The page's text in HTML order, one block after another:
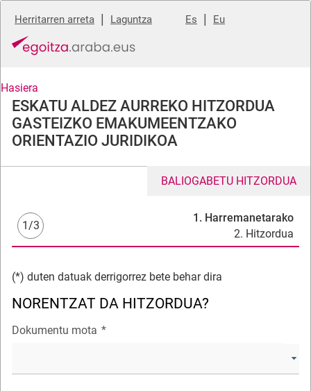
Herritarren arreta Laguntza Es Eu
Hasiera
ESKATU ALDEZ AURREKO HITZORDUA
GASTEIZKO EMAKUMEENTZAKO
ORIENTAZIO JURIDIKOA
BALIOGABETU HITZORDUA
1/3
1. Harremanetarako
2. Hitzordua
(*) duten datuak derrigorrez bete behar dira
NORENTZAT DA HITZORDUA?
Dokumentu mota *